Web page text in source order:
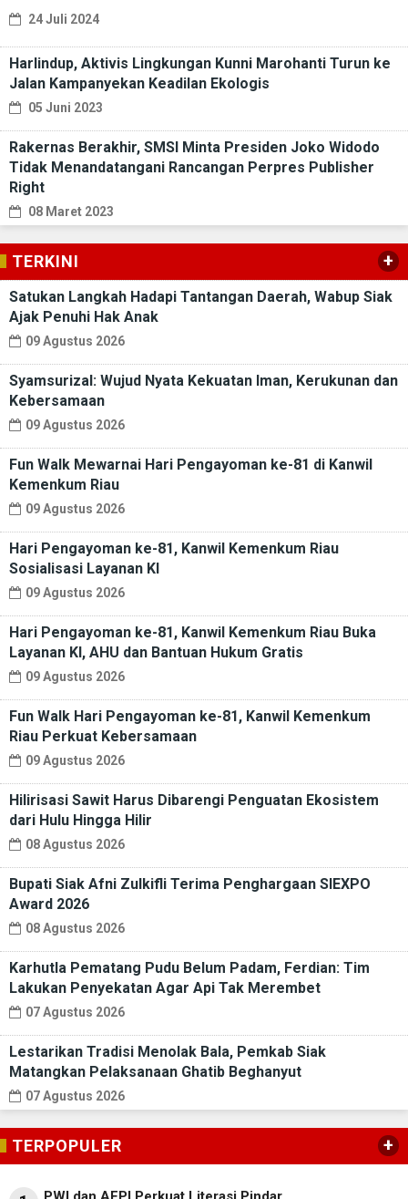
24 Juli 2024
Harlindup, Aktivis Lingkungan Kunni Marohanti Turun ke
Jalan Kampanyekan Keadilan Ekologis
05 Juni 2023
Rakernas Berakhir, SMSI Minta Presiden Joko Widodo
Tidak Menandatangani Rancangan Perpres Publisher
Right
08 Maret 2023
TERKINI +
Satukan Langkah Hadapi Tantangan Daerah, Wabup Siak
Ajak Penuhi Hak Anak
09 Agustus 2026
Syamsurizal: Wujud Nyata Kekuatan Iman, Kerukunan dan
Kebersamaan
09 Agustus 2026
Fun Walk Mewarnai Hari Pengayoman ke-81 di Kanwil
Kemenkum Riau
09 Agustus 2026
Hari Pengayoman ke-81, Kanwil Kemenkum Riau
Sosialisasi Layanan KI
09 Agustus 2026
Hari Pengayoman ke-81, Kanwil Kemenkum Riau Buka
Layanan KI, AHU dan Bantuan Hukum Gratis
09 Agustus 2026
Fun Walk Hari Pengayoman ke-81, Kanwil Kemenkum
Riau Perkuat Kebersamaan
09 Agustus 2026
Hilirisasi Sawit Harus Dibarengi Penguatan Ekosistem
dari Hulu Hingga Hilir
08 Agustus 2026
Bupati Siak Afni Zulkifli Terima Penghargaan SIEXPO
Award 2026
08 Agustus 2026
Karhutla Pematang Pudu Belum Padam, Ferdian: Tim
Lakukan Penyekatan Agar Api Tak Merembet
07 Agustus 2026
Lestarikan Tradisi Menolak Bala, Pemkab Siak
Matangkan Pelaksanaan Ghatib Beghanyut
07 Agustus 2026
TERPOPULER +